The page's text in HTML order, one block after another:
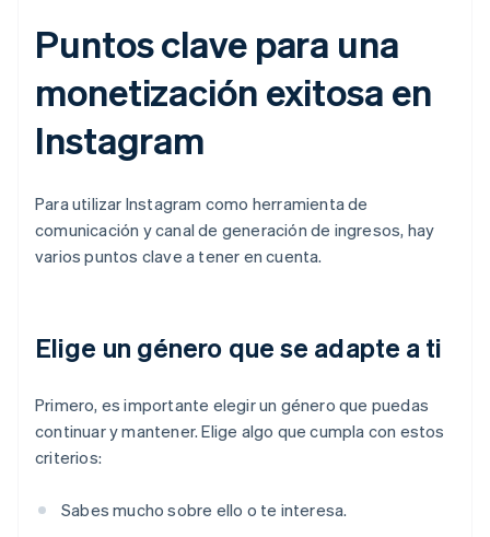
Puntos clave para una
monetización exitosa en
Instagram
Para utilizar Instagram como herramienta de
comunicación y canal de generación de ingresos, hay
varios puntos clave a tener en cuenta.
Elige un género que se adapte a ti
Primero, es importante elegir un género que puedas
continuar y mantener. Elige algo que cumpla con estos
criterios:
Sabes mucho sobre ello o te interesa.